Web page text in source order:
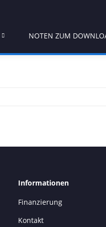
NOTEN ZUM
Informationen
Finanzierung
Kontakt